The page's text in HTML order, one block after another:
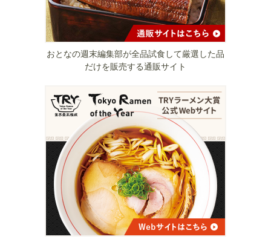
おとなの週末編集部が全品試食して厳選した品
だけを販売する通販サイト